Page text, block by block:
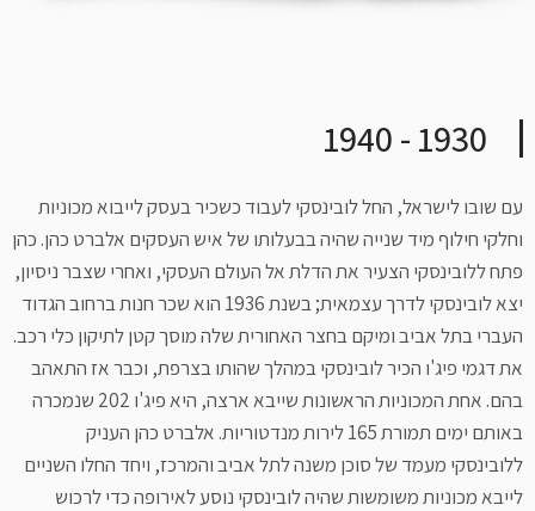
1930 - 1940
עם שובו לישראל, החל לובינסקי לעבוד כשכיר בעסק לייבוא מכוניות
וחלקי חילוף מיד שנייה שהיה בבעלותו של איש העסקים אלברט כהן. כהן
פתח ללובינסקי הצעיר את הדלת אל העולם העסקי, ואחרי שצבר ניסיון,
יצא לובינסקי לדרך עצמאית; בשנת 1936 הוא שכר חנות ברחוב הגדוד
העברי בתל אביב ומיקם בחצר האחורית שלה מוסך קטן לתיקון כלי רכב.
את דגמי פיג'ו הכיר לובינסקי במהלך שהותו בצרפת, וכבר אז התאהב
בהם. אחת המכוניות הראשונות שייבא ארצה, היא פיג'ו 202 שנמכרה
באותם ימים תמורת 165 לירות מנדטוריות. אלברט כהן העניק
ללובינסקי מעמד של סוכן משנה לתל אביב והמרכז, ויחד החלו השניים
לייבא מכוניות משומשות שהיה לובינסקי נוסע לאירופה כדי לרכוש